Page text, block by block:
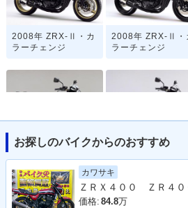
2008年 ZRX-Ⅱ・カ
ラーチェンジ
2008年 ZRX-Ⅱ・
ラーチェンジ
イナーチェンジ
お探しのバイクからのおすすめ
カワサキ
価格: 84.8万